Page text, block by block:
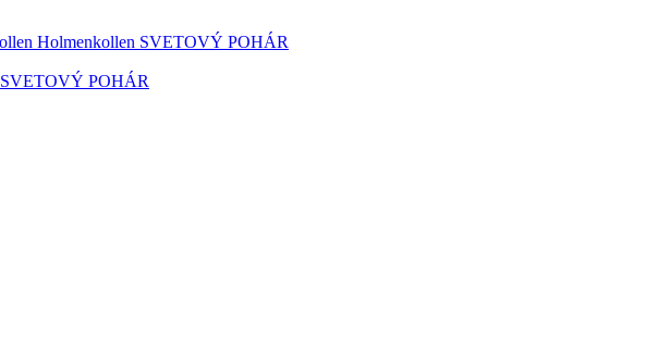
Holmenkollen SVETOVÝ POHÁR
SVETOVÝ POHÁR